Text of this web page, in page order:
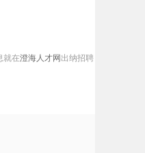
就在澄海人才网 出纳招聘